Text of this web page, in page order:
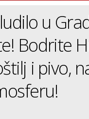
u
Bodrite
i pivo,